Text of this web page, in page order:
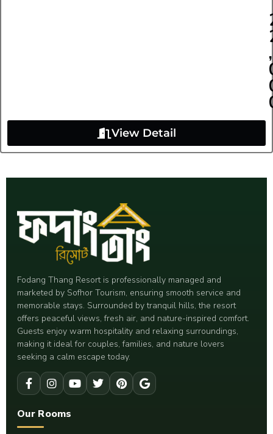
,
View Detail
Fodang Thang Resort is professionally managed and
marketed by Sofhor Tourism, ensuring smooth service and
memorable stays. Surrounded by tranquil hills, the resort
offers peaceful views, fresh air, and nature-inspired comfort.
Guests enjoy warm hospitality and relaxing surroundings,
making it ideal for couples, families, and nature lovers
seeking a calm escape today.
Our Rooms